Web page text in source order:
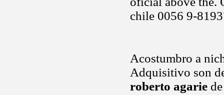
chile 0056 9-
Acostumbro a
Adquisitivo son
roberto agarie